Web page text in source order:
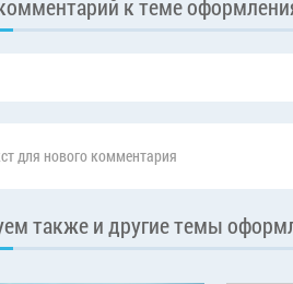
к теме
также и другие темы